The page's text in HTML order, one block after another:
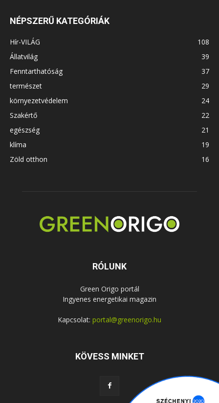
NÉPSZERŰ KATEGÓRIÁK
Hír-VILÁG
108
Állatvilág
39
Fenntarthatóság
37
természet
29
környezetvédelem
24
Szakértő
22
egészség
21
klíma
19
Zöld otthon
16
RÓLUNK
Green Origo portál
Ingyenes energetikai magazin
Kapcsolat: portal@greenorigo.hu
KÖVESS MINKET